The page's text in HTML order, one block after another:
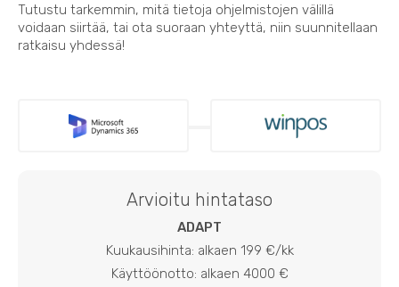
Tutustu tarkemmin, mitä tietoja ohjelmistojen välillä
voidaan siirtää, tai ota suoraan yhteyttä, niin suunnitellaan
ratkaisu yhdessä!
Arvioitu hintataso
ADAPT
Kuukausihinta: alkaen 199 €/kk
Käyttöönotto: alkaen 4000 €